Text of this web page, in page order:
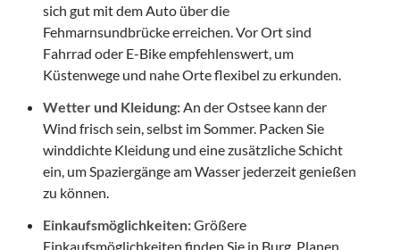
sich gut mit dem Auto über die
Fehmarnsundbrücke erreichen. Vor Ort sind
Fahrrad oder E-Bike empfehlenswert, um
Küstenwege und nahe Orte flexibel zu erkunden.
Wetter und Kleidung:An der Ostsee kann der
Wind frisch sein, selbst im Sommer. Packen Sie
winddichte Kleidung und eine zusätzliche Schicht
ein, um Spaziergänge am Wasser jederzeit genießen
zu können.
Einkaufsmöglichkeiten:Größere
Einkaufsmöglichkeiten finden Sie in Burg. Planen